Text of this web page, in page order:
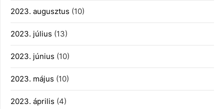
2023. augusztus (10)
2023. július (13)
2023. június (10)
2023. május (10)
2023. április (4)